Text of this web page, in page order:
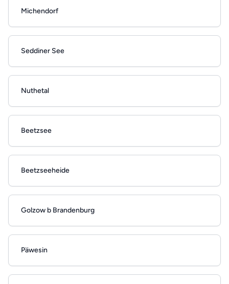
Michendorf
Seddiner See
Nuthetal
Beetzsee
Beetzseeheide
Golzow b Brandenburg
Päwesin